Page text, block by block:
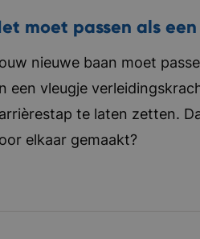
moet passen als een
nieuwe baan moet
een vleugje
te laten zetten.
elkaar gemaakt?